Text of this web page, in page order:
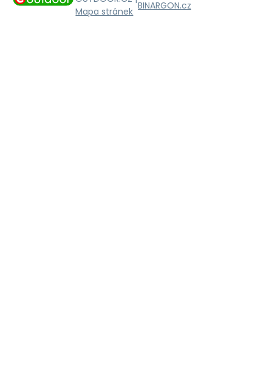
Mapa stránek
BINARGON.cz